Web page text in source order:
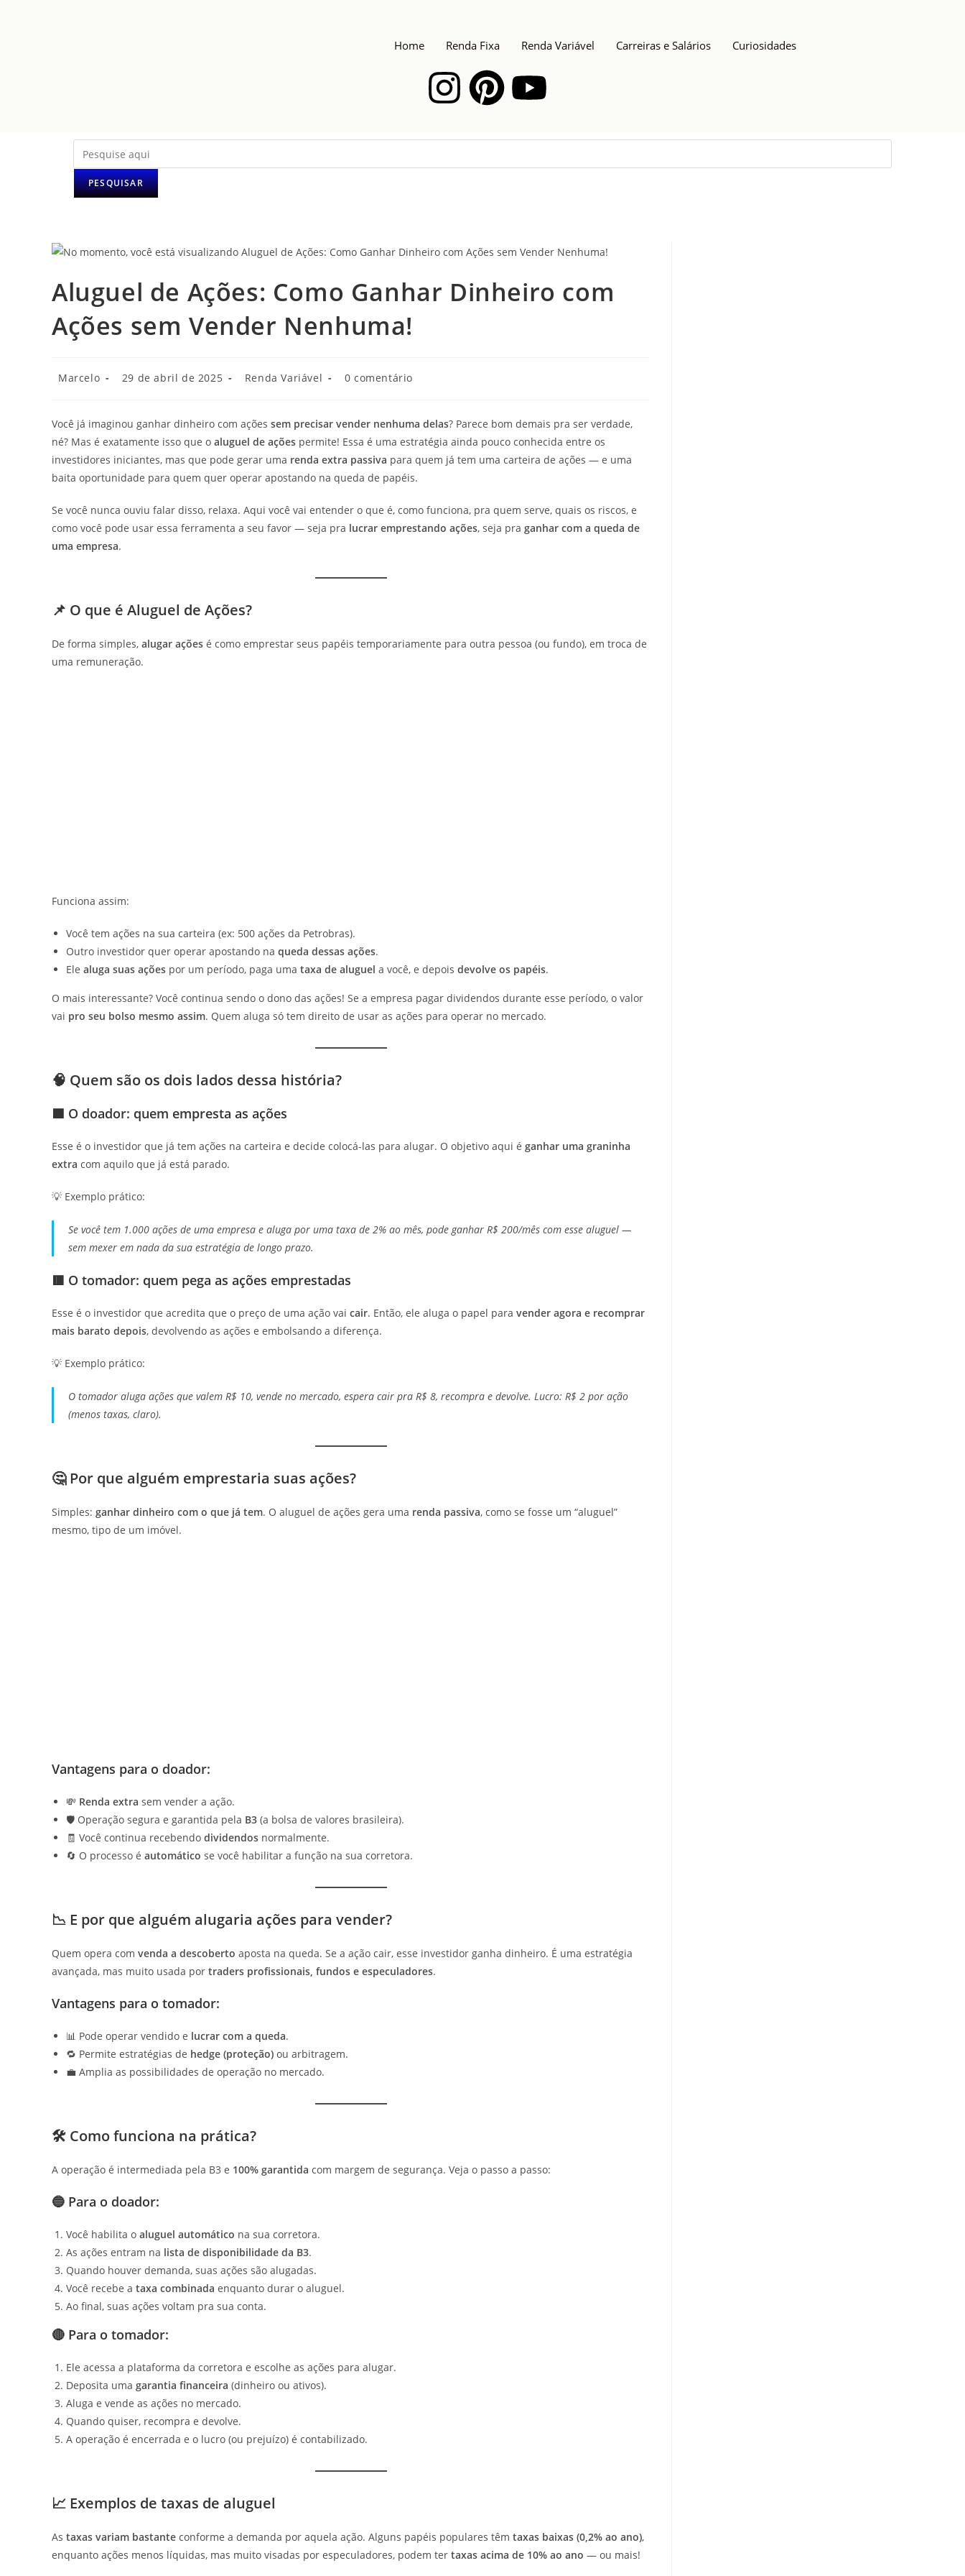
Home Renda Fixa Renda Variável Carreiras e Salários Curiosidades
PESQUISAR
Aluguel de Ações: Como Ganhar Dinheiro com
Ações sem Vender Nenhuma!
Marcelo 29 de abril de 2025 Renda Variável 0 comentário
Você já imaginou ganhar dinheiro com ações sem precisar vender nenhuma delas? Parece bom demais pra ser verdade,
né? Mas é exatamente isso que o aluguel de ações permite! Essa é uma estratégia ainda pouco conhecida entre os
investidores iniciantes, mas que pode gerar uma renda extra passiva para quem já tem uma carteira de ações — e uma
baita oportunidade para quem quer operar apostando na queda de papéis.
Se você nunca ouviu falar disso, relaxa. Aqui você vai entender o que é, como funciona, pra quem serve, quais os riscos, e
como você pode usar essa ferramenta a seu favor — seja pra lucrar emprestando ações, seja pra ganhar com a queda de
uma empresa.
📌 O que é Aluguel de Ações?
De forma simples, alugar ações é como emprestar seus papéis temporariamente para outra pessoa (ou fundo), em troca de
uma remuneração.
Funciona assim:
Você tem ações na sua carteira (ex: 500 ações da Petrobras).
Outro investidor quer operar apostando na queda dessas ações.
Ele aluga suas ações por um período, paga uma taxa de aluguel a você, e depois devolve os papéis.
O mais interessante? Você continua sendo o dono das ações! Se a empresa pagar dividendos durante esse período, o valor
vai pro seu bolso mesmo assim. Quem aluga só tem direito de usar as ações para operar no mercado.
🧠 Quem são os dois lados dessa história?
🟩 O doador: quem empresta as ações
Esse é o investidor que já tem ações na carteira e decide colocá-las para alugar. O objetivo aqui é ganhar uma graninha
extra com aquilo que já está parado.
💡 Exemplo prático:
Se você tem 1.000 ações de uma empresa e aluga por uma taxa de 2% ao mês, pode ganhar R$ 200/mês com esse aluguel —
sem mexer em nada da sua estratégia de longo prazo.
🟥 O tomador: quem pega as ações emprestadas
Esse é o investidor que acredita que o preço de uma ação vai cair. Então, ele aluga o papel para vender agora e recomprar
mais barato depois, devolvendo as ações e embolsando a diferença.
💡 Exemplo prático:
O tomador aluga ações que valem R$ 10, vende no mercado, espera cair pra R$ 8, recompra e devolve. Lucro: R$ 2 por ação
(menos taxas, claro).
🤔 Por que alguém emprestaria suas ações?
Simples: ganhar dinheiro com o que já tem. O aluguel de ações gera uma renda passiva, como se fosse um “aluguel”
mesmo, tipo de um imóvel.
Vantagens para o doador:
💸 Renda extra sem vender a ação.
🛡️ Operação segura e garantida pela B3 (a bolsa de valores brasileira).
🧾 Você continua recebendo dividendos normalmente.
🔄 O processo é automático se você habilitar a função na sua corretora.
📉 E por que alguém alugaria ações para vender?
Quem opera com venda a descoberto aposta na queda. Se a ação cair, esse investidor ganha dinheiro. É uma estratégia
avançada, mas muito usada por traders profissionais, fundos e especuladores.
Vantagens para o tomador:
📊 Pode operar vendido e lucrar com a queda.
🔁 Permite estratégias de hedge (proteção) ou arbitragem.
💼 Amplia as possibilidades de operação no mercado.
🛠️ Como funciona na prática?
A operação é intermediada pela B3 e 100% garantida com margem de segurança. Veja o passo a passo:
🔵 Para o doador:
Você habilita o aluguel automático na sua corretora.
As ações entram na lista de disponibilidade da B3.
Quando houver demanda, suas ações são alugadas.
Você recebe a taxa combinada enquanto durar o aluguel.
Ao final, suas ações voltam pra sua conta.
🔴 Para o tomador:
Ele acessa a plataforma da corretora e escolhe as ações para alugar.
Deposita uma garantia financeira (dinheiro ou ativos).
Aluga e vende as ações no mercado.
Quando quiser, recompra e devolve.
A operação é encerrada e o lucro (ou prejuízo) é contabilizado.
📈 Exemplos de taxas de aluguel
As taxas variam bastante conforme a demanda por aquela ação. Alguns papéis populares têm taxas baixas (0,2% ao ano),
enquanto ações menos líquidas, mas muito visadas por especuladores, podem ter taxas acima de 10% ao ano — ou mais!